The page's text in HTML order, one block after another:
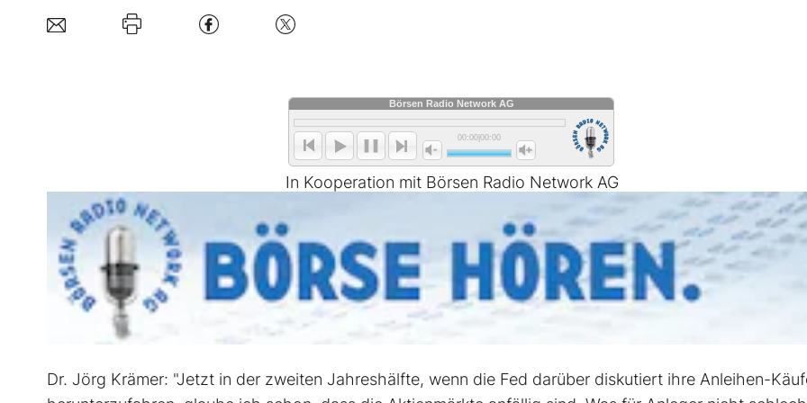
In Kooperation mit Börsen Radio Network AG
Dr. Jörg Krämer: "Jetzt in der zweiten Jahreshälfte, wenn die Fed darüber diskutiert ihre Anleihen-